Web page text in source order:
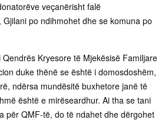
veçanërisht falë
po ndihmohet dhe se komuna po
Kryesore të Mjekësisë Familjare
duke thënë se është i domosdoshëm,
ndërsa mundësitë buxhetore janë të
është e mirëseardhur. Ai tha se tani
për QMF-të, do të ndahet dhe dërgohet